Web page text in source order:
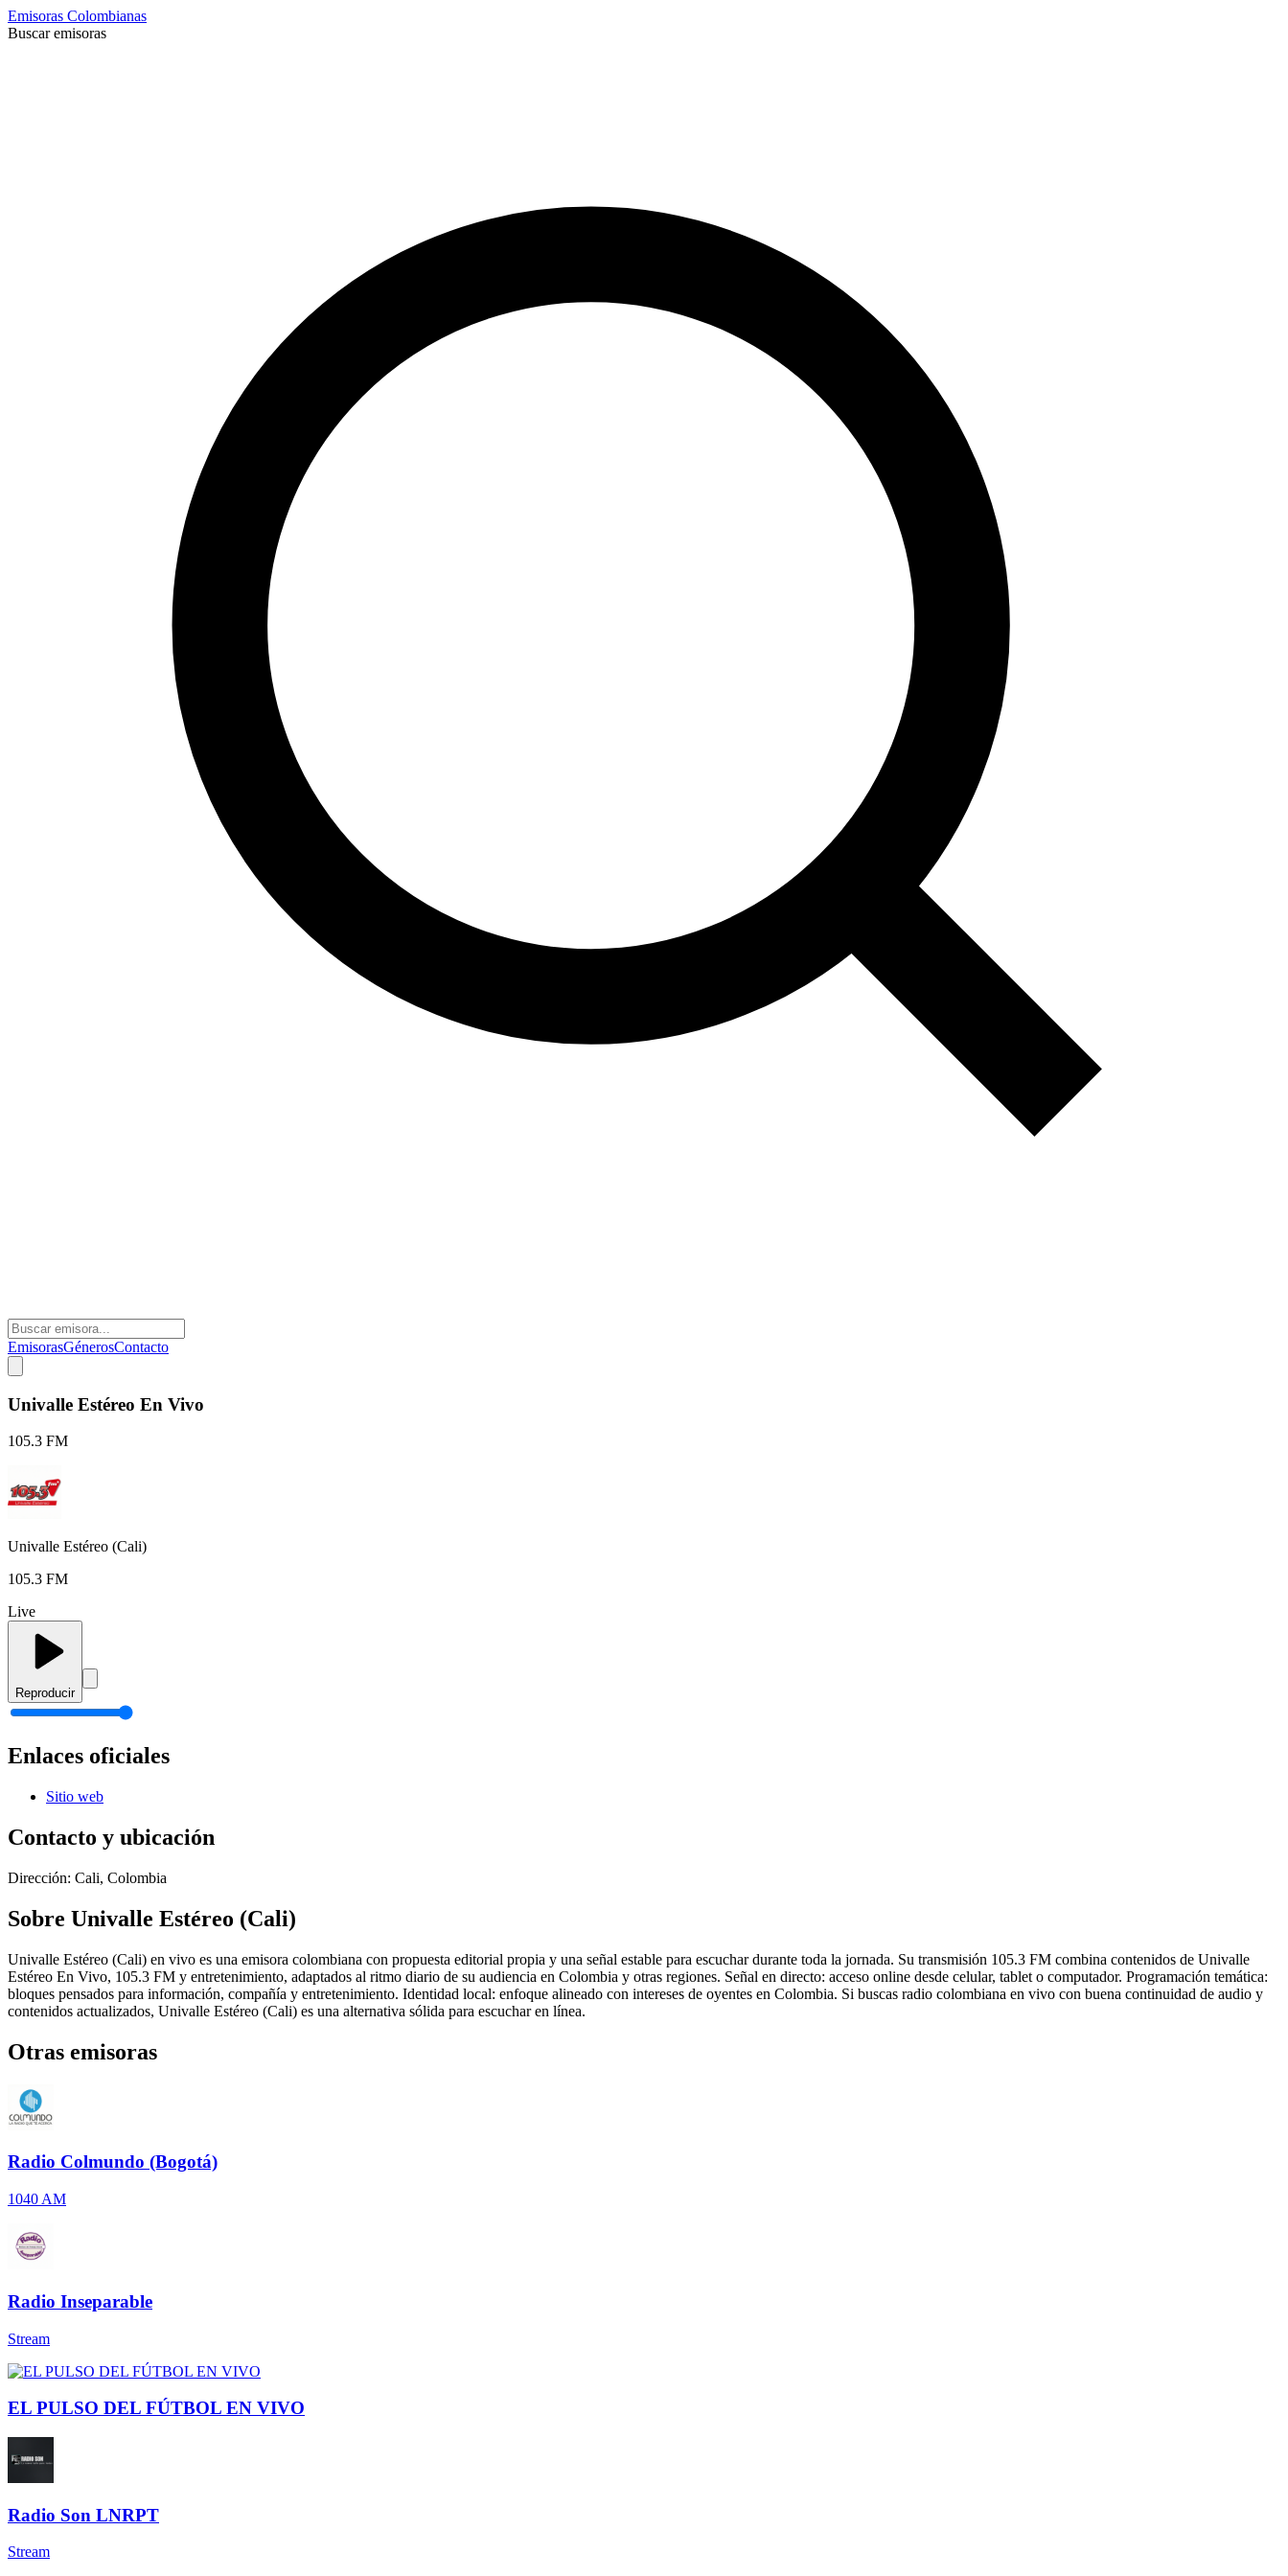
Emisoras Colombianas
Buscar emisoras
EmisorasGénerosContacto
Univalle Estéreo En Vivo
105.3 FM
Univalle Estéreo (Cali)
105.3 FM
Live
Reproducir
Enlaces oficiales
Sitio web
Contacto y ubicación
Dirección: Cali, Colombia
Sobre Univalle Estéreo (Cali)
Univalle Estéreo (Cali) en vivo es una emisora colombiana con propuesta editorial propia y una señal estable para escuchar durante toda la jornada. Su transmisión 105.3 FM combina contenidos de Univalle
Estéreo En Vivo, 105.3 FM y entretenimiento, adaptados al ritmo diario de su audiencia en Colombia y otras regiones. Señal en directo: acceso online desde celular, tablet o computador. Programación temática:
bloques pensados para información, compañía y entretenimiento. Identidad local: enfoque alineado con intereses de oyentes en Colombia. Si buscas radio colombiana en vivo con buena continuidad de audio y
contenidos actualizados, Univalle Estéreo (Cali) es una alternativa sólida para escuchar en línea.
Otras emisoras
Radio Colmundo (Bogotá)
1040 AM
Radio Inseparable
Stream
EL PULSO DEL FÚTBOL EN VIVO
Radio Son LNRPT
Stream